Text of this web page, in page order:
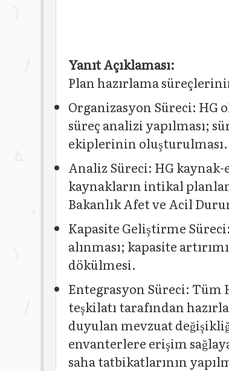
Yanıt Açıklaması:
Plan hazırlama
Organizasyon Süreci: HG
süreç analizi yapılması;
ekiplerinin oluşturulması.
Analiz Süreci: HG
kaynakların intikal
Bakanlık Afet ve Acil
Kapasite Geliştirme
alınması; kapasite
dökülmesi.
Entegrasyon Süreci: Tüm
teşkilatı tarafından
duyulan mevzuat
envanterlere erişim
saha tatbikatlarının